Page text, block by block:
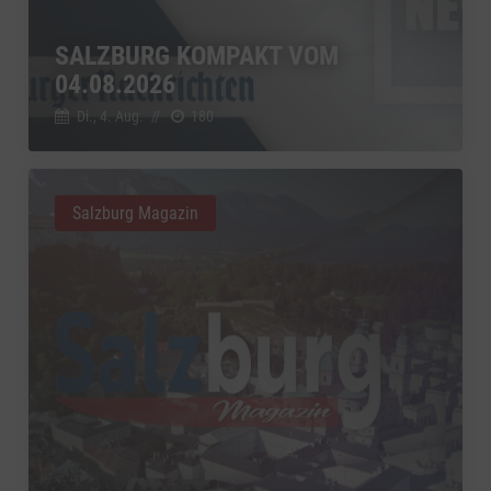
SALZBURG KOMPAKT VOM
04.08.2026
Di., 4. Aug. // 180
Salzburg Magazin